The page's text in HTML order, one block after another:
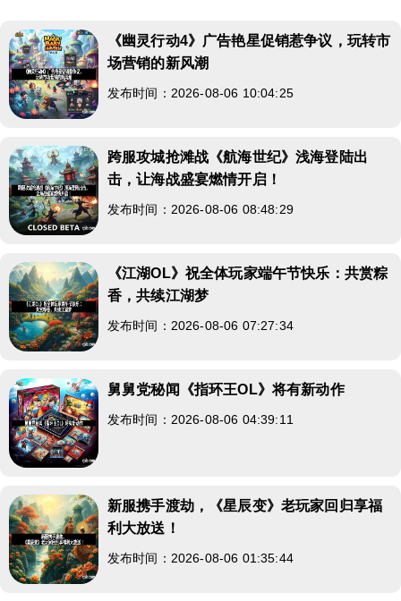
《幽灵行动4》广告艳星促销惹争议，玩转市
场营销的新风潮
发布时间：2026-08-06 10:04:25
跨服攻城抢滩战《航海世纪》浅海登陆出
击，让海战盛宴燃情开启！
发布时间：2026-08-06 08:48:29
《江湖OL》祝全体玩家端午节快乐：共赏粽
香，共续江湖梦
发布时间：2026-08-06 07:27:34
舅舅党秘闻《指环王OL》将有新动作
发布时间：2026-08-06 04:39:11
新服携手渡劫，《星辰变》老玩家回归享福
利大放送！
发布时间：2026-08-06 01:35:44